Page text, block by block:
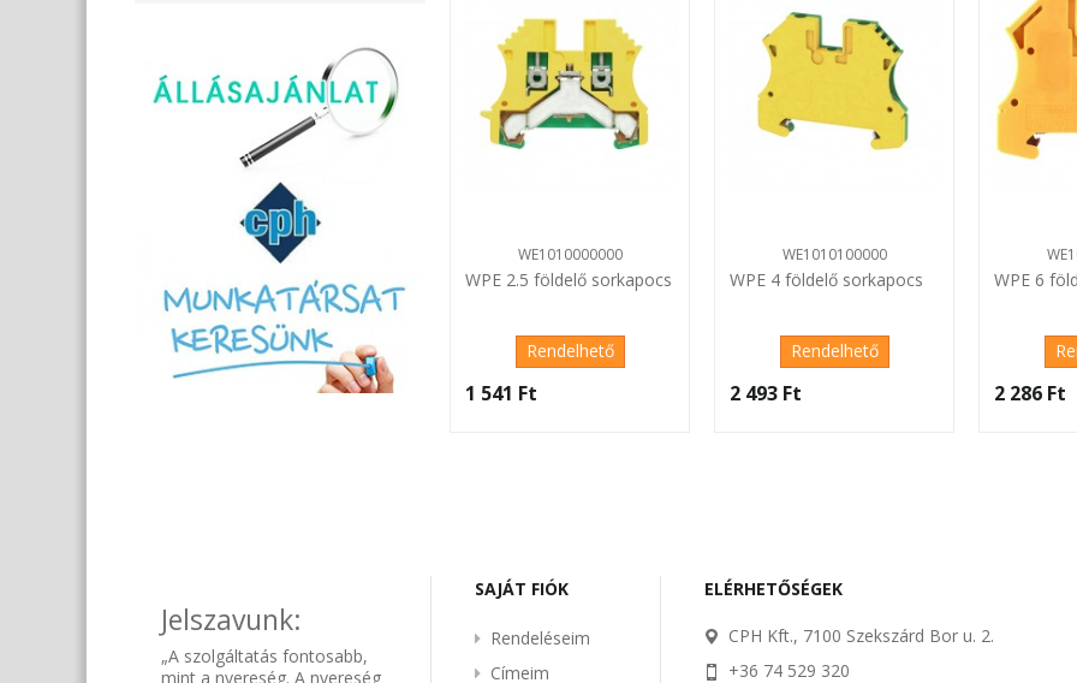
WE1010000000
WPE 2.5 földelő sorkapocs
Rendelhető
1 541 Ft‎
WE1010100000
WPE 4 földelő sorkapocs
Rendelhető
2 493 Ft‎
WPE 6
2 286 Ft‎
Jelszavunk:
„A szolgáltatás fontosabb,
mint a nyereség. A nyereség
SAJÁT FIÓK
Rendeléseim
Címeim
ELÉRHETŐSÉGEK
CPH Kft., 7100 Szekszárd Bor u. 2.
+36 74 529 320